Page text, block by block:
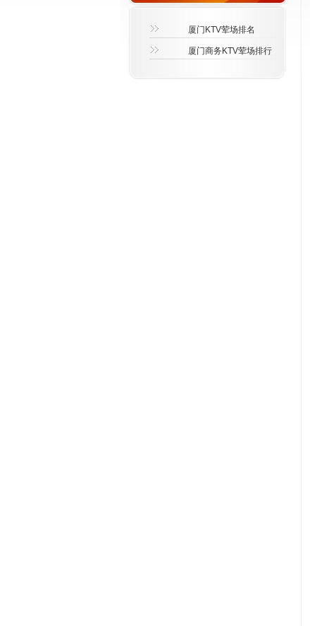
厦门KTV荤场排名
厦门商务KTV荤场排行